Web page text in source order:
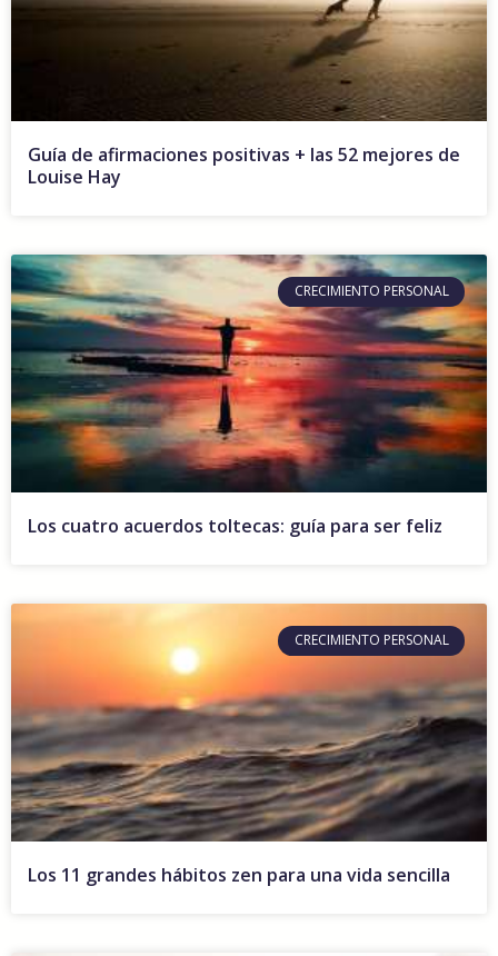
Guía de afirmaciones positivas + las 52 mejores de
Louise Hay
CRECIMIENTO PERSONAL
Los cuatro acuerdos toltecas: guía para ser feliz
CRECIMIENTO PERSONAL
Los 11 grandes hábitos zen para una vida sencilla